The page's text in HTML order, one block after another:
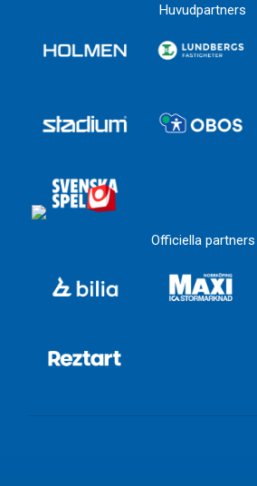
Huvudpartners
Officiella partners